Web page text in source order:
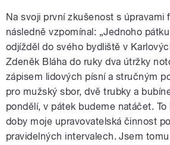
Na svoji první zkušenost s úpravami
následně vzpomínal: „Jednoho
odjížděl do svého bydliště v
Zdeněk Bláha do ruky dva útržky
zápisem lidových písní a stručným
pro mužský sbor, dvě trubky a
pondělí, v pátek budeme natáčet.
doby moje upravovatelská činnost
pravidelných intervalech. Jsem